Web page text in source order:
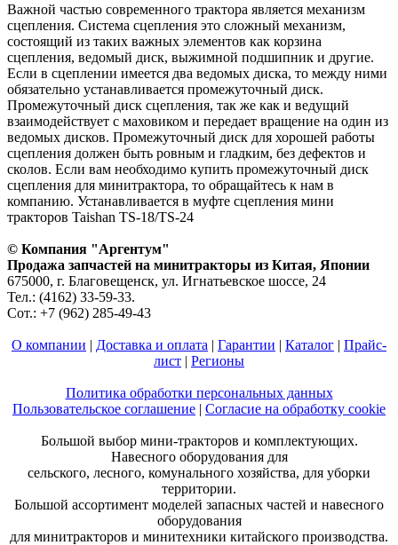
Важной частью современного трактора является механизм
сцепления. Система сцепления это сложный механизм,
состоящий из таких важных элементов как корзина
сцепления, ведомый диск, выжимной подшипник и другие.
Если в сцеплении имеется два ведомых диска, то между ними
обязательно устанавливается промежуточный диск.
Промежуточный диск сцепления, так же как и ведущий
взаимодействует с маховиком и передает вращение на один из
ведомых дисков. Промежуточный диск для хорошей работы
сцепления должен быть ровным и гладким, без дефектов и
сколов. Если вам необходимо купить промежуточный диск
сцепления для минитрактора, то обращайтесь к нам в
компанию. Устанавливается в муфте сцепления мини
тракторов Taishan TS-18/TS-24
© Компания "Аргентум"
Продажа запчастей на минитракторы из Китая, Японии
675000, г. Благовещенск, ул. Игнатьевское шоссе, 24
Тел.: (4162) 33-59-33.
Сот.: +7 (962) 285-49-43
О компании | Доставка и оплата | Гарантии | Каталог | Прайс-
лист | Регионы
Политика обработки персональных данных
Пользовательское соглашение | Согласие на обработку cookie
Большой выбор мини-тракторов и комплектующих.
Навесного оборудования для
сельского, лесного, комунального хозяйства, для уборки
территории.
Большой ассортимент моделей запасных частей и навесного
оборудования
для минитракторов и минитехники китайского производства.